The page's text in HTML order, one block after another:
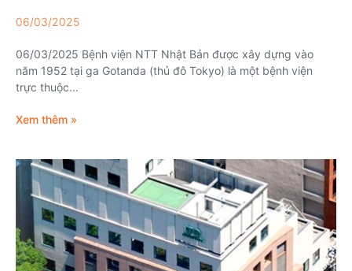
06/03/2025
06/03/2025 Bệnh viện NTT Nhật Bản được xây dựng vào
năm 1952 tại ga Gotanda (thủ đô Tokyo) là một bệnh viện
trực thuộc...
Xem thêm »